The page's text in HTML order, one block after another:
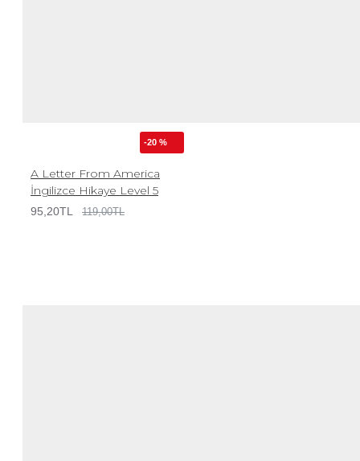
-20 %
A Letter From America
İngilizce Hikaye Level 5
95,20TL 119,00TL